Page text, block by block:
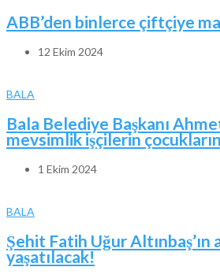
ABB’den binlerce çiftçiye
12 Ekim 2024
BALA
Bala Belediye Başkanı
mevsimlik işçilerin
1 Ekim 2024
BALA
Şehit Fatih Uğur Altınbaş’ın
yaşatılacak!